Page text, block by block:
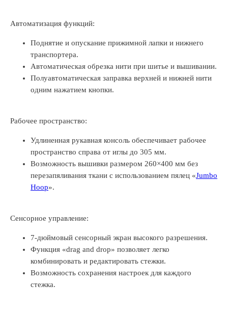
Автоматизация функций:
Поднятие и опускание прижимной лапки и нижнего
транспортера.
Автоматическая обрезка нити при шитье и вышивании.
Полуавтоматическая заправка верхней и нижней нити
одним нажатием кнопки.
Рабочее пространство:
Удлиненная рукавная консоль обеспечивает рабочее
пространство справа от иглы до 305 мм.
Возможность вышивки размером 260×400 мм без
перезапяливания ткани с использованием пялец «Jumbo
Hoop».
Сенсорное управление:
7-дюймовый сенсорный экран высокого разрешения.
Функция «drag and drop» позволяет легко
комбинировать и редактировать стежки.
Возможность сохранения настроек для каждого
стежка.